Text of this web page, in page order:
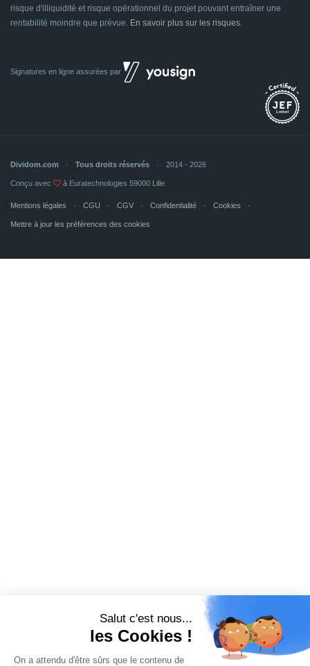
risque d'illiquidité et risque opérationnel du projet pouvant entraîner une
rentabilité moindre que prévue. En savoir plus sur les risques.
Signatures en ligne assurées par
Dividom.com Tous droits réservés 2014 - 2026
Conçu avec à Euratechnologies 59000 Lille
Mentions légales CGU CGV Confidentialité Cookies
Mettre à jour les préférences des cookies